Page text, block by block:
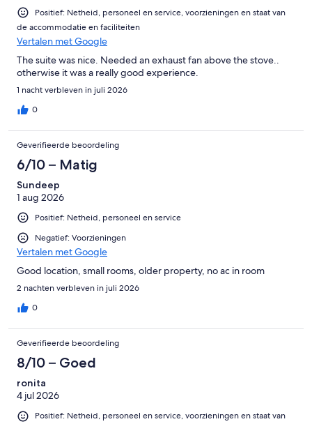
Positief: Netheid, personeel en service, voorzieningen en staat van
de accommodatie en faciliteiten
Vertalen met Google
The suite was nice. Needed an exhaust fan above the stove..
otherwise it was a really good experience.
1 nacht verbleven in juli 2026
0
Geverifieerde beoordeling
6/10 – Matig
Sundeep
1 aug 2026
Positief: Netheid, personeel en service
Negatief: Voorzieningen
Vertalen met Google
Good location, small rooms, older property, no ac in room
2 nachten verbleven in juli 2026
0
Geverifieerde beoordeling
8/10 – Goed
ronita
4 jul 2026
Positief: Netheid, personeel en service, voorzieningen en staat van